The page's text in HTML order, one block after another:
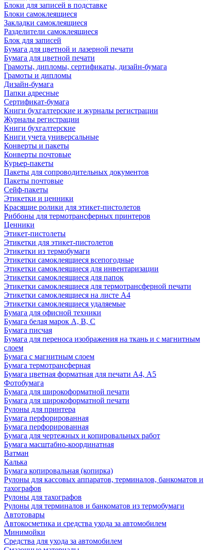
Блоки для записей в подставке
Блоки самоклеящиеся
Закладки самоклеящиеся
Разделители самоклеящиеся
Блок для записей
Бумага для цветной и лазерной печати
Бумага для цветной печати
Грамоты, дипломы, сертификаты, дизайн-бумага
Грамоты и дипломы
Дизайн-бумага
Папки адресные
Сертификат-бумага
Книги бухгалтерские и журналы регистрации
Журналы регистрации
Книги бухгалтерские
Книги учета универсальные
Конверты и пакеты
Конверты почтовые
Курьер-пакеты
Пакеты для сопроводительных документов
Пакеты почтовые
Сейф-пакеты
Этикетки и ценники
Красящие ролики для этикет-пистолетов
Риббоны для термотрансферных принтеров
Ценники
Этикет-пистолеты
Этикетки для этикет-пистолетов
Этикетки из термобумаги
Этикетки самоклеящиеся всепогодные
Этикетки самоклеящиеся для инвентаризации
Этикетки самоклеящиеся для папок
Этикетки самоклеящиеся для термотрансферной печати
Этикетки самоклеящиеся на листе А4
Этикетки самоклеящиеся удаляемые
Бумага для офисной техники
Бумага белая марок А, В, С
Бумага писчая
Бумага для переноса изображения на ткань и с магнитным
слоем
Бумага с магнитным слоем
Бумага термотрансферная
Бумага цветная форматная для печати А4, А5
Фотобумага
Бумага для широкоформатной печати
Бумага для широкоформатной печати
Рулоны для принтера
Бумага перфорированная
Бумага перфорированная
Бумага для чертежных и копировальных работ
Бумага масштабно-координатная
Ватман
Калька
Бумага копировальная (копирка)
Рулоны для кассовых аппаратов, терминалов, банкоматов и
тахографов
Рулоны для тахографов
Рулоны для терминалов и банкоматов из термобумаги
Автотовары
Автокосметика и средства ухода за автомобилем
Минимойки
Средства для ухода за автомобилем